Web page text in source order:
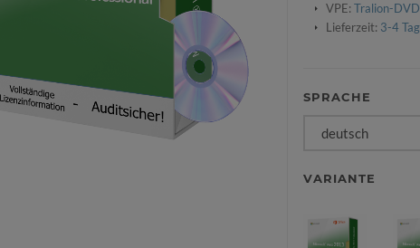
VPE: Tralion-DVD
Lieferzeit: 3-4
SPRACHE
VARIANTE